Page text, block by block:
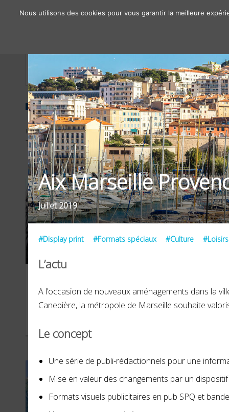
À propos Chiffres clés Nos solutions
FILTRER PAR
TYPE D'OPÉRATIONS
SECTEUR
VOYAGE / TOURISME
Aix Marseille
Juillet 2019
#Display print #Formats spéciaux #Culture #Loisirs
L’actu
A l’occasion de nouveaux aménagements dans la
Canebière, la métropole de Marseille souhaite
Le concept
Une série de publi-rédactionnels pour une
Mise en valeur des changements par un
Formats visuels publicitaires en pub SPQ et
Nous utilisons des cookies pour vous garantir la meilleure